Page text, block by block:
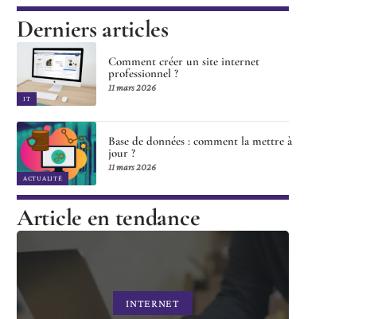
Derniers articles
IT
Comment créer un site internet
professionnel ?
11 mars 2026
ACTUALITÉ
Base de données : comment la mettre à
jour ?
11 mars 2026
Article en tendance
INTERNET